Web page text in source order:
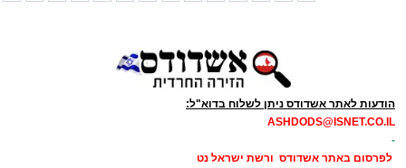
הודעות לאתר אשדודס ניתן לשלוח בדוא"ל:
ASHDODS@ISNET.CO.IL
-
לפרסום באתר אשדודס ורשת ישראל נט